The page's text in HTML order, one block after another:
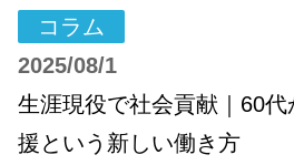
コラム
2025/08/1
生涯現役で社会貢献｜60
援という新しい働き方